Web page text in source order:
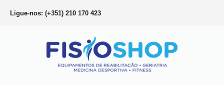
Ligue-nos: (+351) 210 170 423